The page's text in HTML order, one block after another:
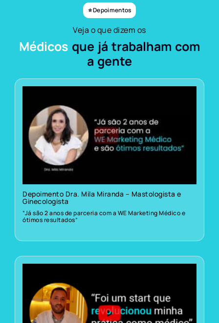
⭐ Depoimentos
Veja o que dizem os
Médicos que já trabalham com
a gente
Depoimento Dra. Mila Miranda – Mastologista e
Ginecologista
“Já são 2 anos de parceria com a WE Marketing Médico e
ótimos resultados”